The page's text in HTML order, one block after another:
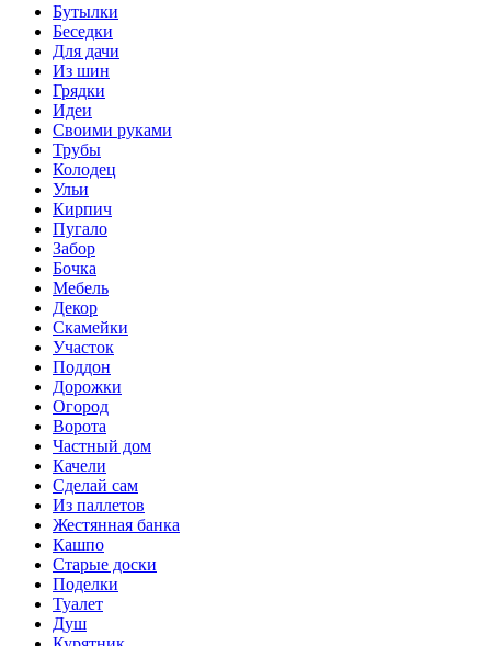
Бутылки
Беседки
Для дачи
Из шин
Грядки
Идеи
Своими руками
Трубы
Колодец
Ульи
Кирпич
Пугало
Забор
Бочка
Мебель
Декор
Скамейки
Участок
Поддон
Дорожки
Огород
Ворота
Частный дом
Качели
Сделай сам
Из паллетов
Жестянная банка
Кашпо
Старые доски
Поделки
Туалет
Душ